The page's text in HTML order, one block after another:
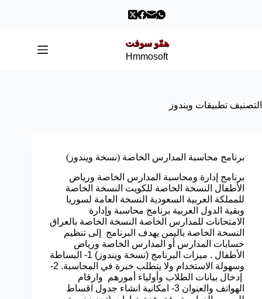
همّو سوفت
Hmmosoft
التصنيف تطبيقات ويندوز
برنامج محاسبة المدارس الخاصة (نسخة ويندوز)
برنامج إدارة ومحاسبة المدارس الخاصة ورياض
الأطفال النسخة الخاصة للكويت النسخة الخاصة
للمملكة العربية السعودية النسخة العامة لسوريا
وبقية الدول العربية برنامج محاسبة وإدارة
الامتحانات للمدارس الخاصة النسخة الخاصة بالعراق
النسخة الخاصة باليمن يهدف البرنامج إلى تنظيم
حسابات المدارس أو المدارس الخاصة ورياض
الأطفال . ميزات البرنامج (نسخة ويندوز) 1- البساطة
وسهولة الاستخدام ولا يتطلب خبرة في المحاسبة. 2-
إدخال بيانات الطلاب وأولياء أمورهم وارقام
الهواتف والعنوان 3- امكانية انشاء جدول اقساط